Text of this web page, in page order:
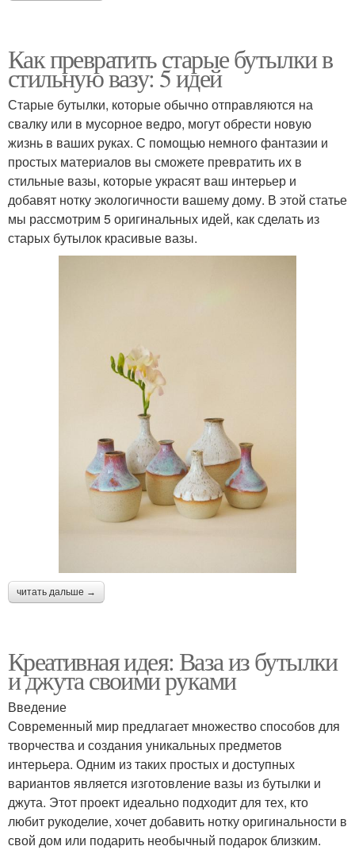
Как превратить старые бутылки в
стильную вазу: 5 идей
Старые бутылки, которые обычно отправляются на
свалку или в мусорное ведро, могут обрести новую
жизнь в ваших руках. С помощью немного фантазии и
простых материалов вы сможете превратить их в
стильные вазы, которые украсят ваш интерьер и
добавят нотку экологичности вашему дому. В этой статье
мы рассмотрим 5 оригинальных идей, как сделать из
старых бутылок красивые вазы.
читать дальше →
Креативная идея: Ваза из бутылки
и джута своими руками
Введение
Современный мир предлагает множество способов для
творчества и создания уникальных предметов
интерьера. Одним из таких простых и доступных
вариантов является изготовление вазы из бутылки и
джута. Этот проект идеально подходит для тех, кто
любит рукоделие, хочет добавить нотку оригинальности в
свой дом или подарить необычный подарок близким.